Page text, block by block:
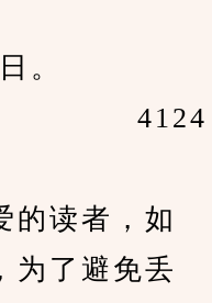
。
读者，如
为了避免丢